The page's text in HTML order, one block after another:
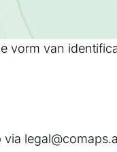
vorm van